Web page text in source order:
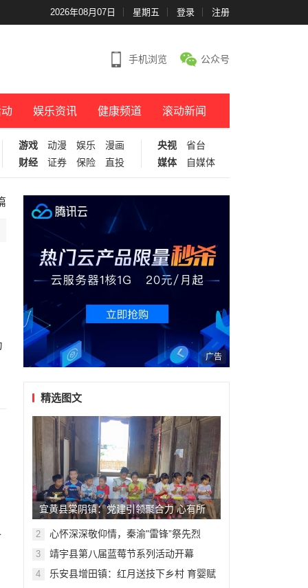
2026年08月07日 星期五 登录 注册
手机浏览 公众号
娱乐资讯 健康频道 滚动新闻
游戏 动漫 娱乐
漫画
财经
证券 保险 直投
央视
省台
媒体
自媒体
广告
精选图文
宜黄县棠阴镇：党建引领聚合力 心有所
“暑”不负所“托”
2 心怀深深敬仰情，秦渝"雷锋”祭先烈
3 靖宇县第八届蓝莓节系列活动开幕
4
乐安县增田镇：红月送技下乡村 育婴赋